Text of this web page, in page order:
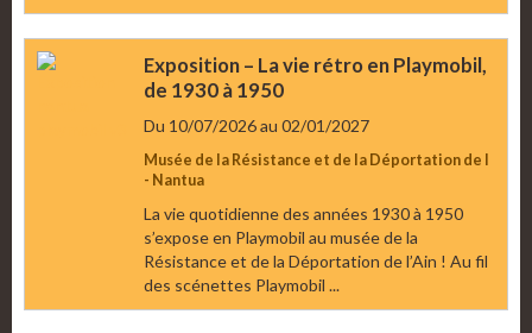
Exposition – La vie rétro en Playmobil,
de 1930 à 1950
Du 10/07/2026au 02/01/2027
Musée de la Résistance et de la Déportation de l
- Nantua
La vie quotidienne des années 1930 à 1950
s’expose en Playmobil au musée de la
Résistance et de la Déportation de l’Ain ! Au fil
des scénettes Playmobil ...